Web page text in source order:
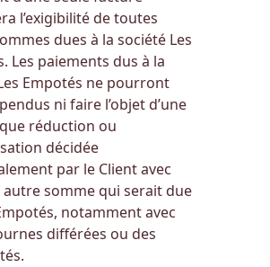
l’exigibilité de toutes
dues à la société Les
Les paiements dus à la
Empotés ne pourront
ni faire l’objet d’une
réduction ou
décidée
par le Client avec
somme qui serait due
notamment avec
différées ou des